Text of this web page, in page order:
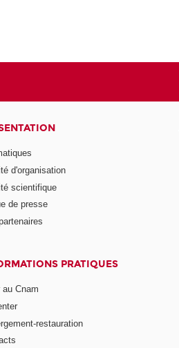
d'organisation
scientifique
de presse
PRATIQUES
au Cnam
restauration